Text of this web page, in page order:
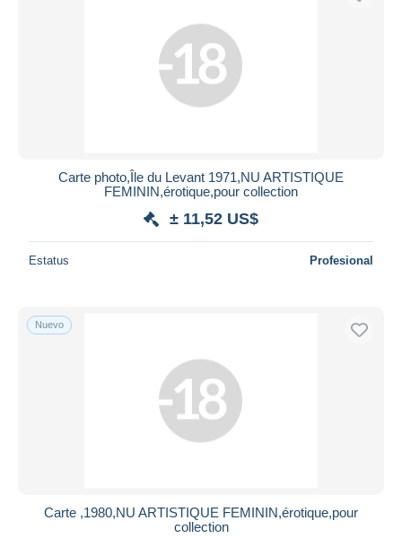
Carte photo,Île du Levant 1971,NU ARTISTIQUE
FEMININ,érotique,pour collection
± 11,52 US$
Estatus Profesional
Nuevo
Carte ,1980,NU ARTISTIQUE FEMININ,érotique,pour
collection